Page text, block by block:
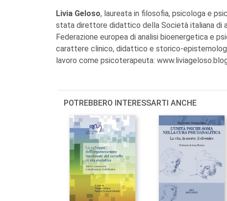
Livia Geloso, laureata in filosofia, psicologa e
stata direttore didattico della Società italiana di
Federazione europea di analisi bioenergetica e
carattere clinico, didattico e storico-
lavoro come psicoterapeuta:
POTREBBERO INTERESSARTI ANCHE